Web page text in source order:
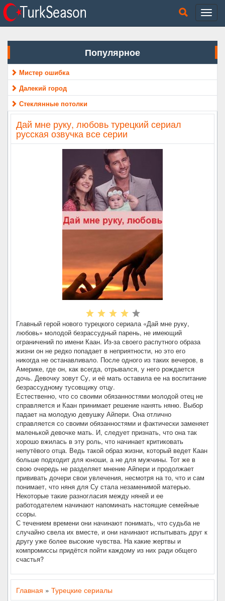
Популярное
Мистер ошибка
Далекий город
Стеклянные потолки
Дай мне руку, любовь турецкий сериал
русская озвучка все серии
Главный герой нового турецкого сериала «Дай мне руку,
любовь» молодой безрассудный парень, не имеющий
ограничений по имени Каан. Из-за своего распутного образа
жизни он не редко попадает в неприятности, но это его
никогда не останавливало. После одного из таких вечеров, в
Америке, где он, как всегда, отрывался, у него рождается
дочь. Девочку зовут Су, и её мать оставила ее на воспитание
безрассудному тусовщику отцу.
Естественно, что со своими обязанностями молодой отец не
справляется и Каан принимает решение нанять няню. Выбор
падает на молодую девушку Айпери. Она отлично
справляется со своими обязанностями и фактически заменяет
маленькой девочке мать. И, следует признать, что она так
хорошо вжилась в эту роль, что начинает критиковать
непутёвого отца. Ведь такой образ жизни, который ведет Каан
больше подходит для юноши, а не для мужчины. Тот же в
свою очередь не разделяет мнение Айпери и продолжает
прививать дочери свои увлечения, несмотря на то, что и сам
понимает, что няня для Су стала незаменимой матерью.
Некоторые такие разногласия между няней и ее
работодателем начинают напоминать настоящие семейные
ссоры.
С течением времени они начинают понимать, что судьба не
случайно свела их вместе, и они начинают испытывать друг к
другу уже более высокие чувства. На какие жертвы и
компромиссы придётся пойти каждому из них ради общего
счастья?
Главная » Турецкие сериалы